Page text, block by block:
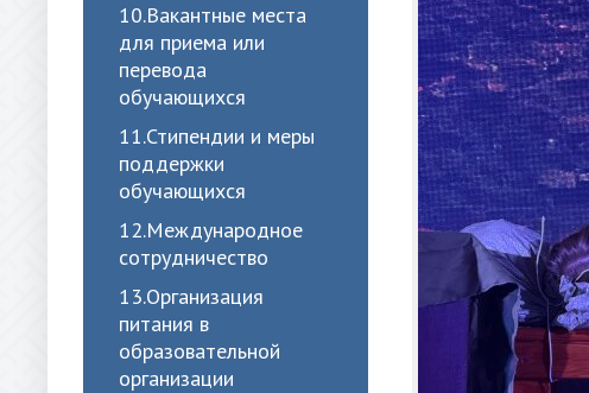
10.Вакантные места
для приема или
перевода
обучающихся
11.Стипендии и меры
поддержки
обучающихся
12.Международное
сотрудничество
13.Организация
питания в
образовательной
организации